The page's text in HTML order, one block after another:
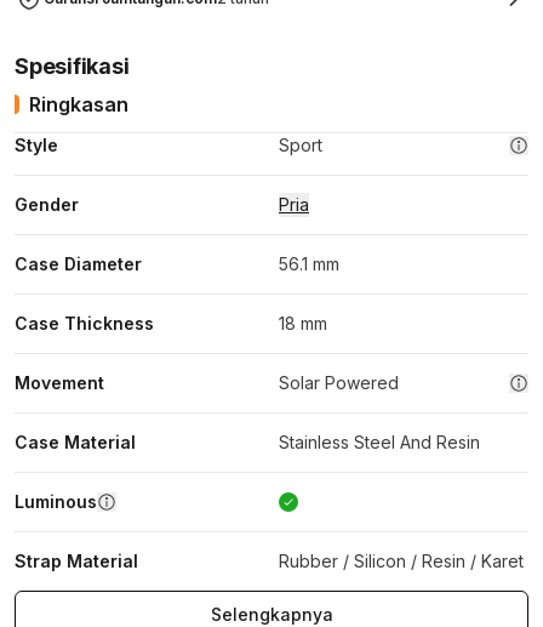
Spesifikasi
Ringkasan
Style Sport
Gender Pria
Case Diameter 56.1 mm
Case Thickness 18 mm
Movement Solar Powered
Case Material Stainless Steel And Resin
Luminous
Strap Material Rubber / Silicon / Resin / Karet
Selengkapnya